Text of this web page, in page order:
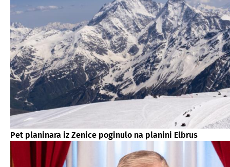
Pet planinara iz Zenice poginulo na planini Elbrus